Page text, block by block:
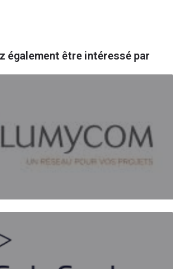
également être intéressé par